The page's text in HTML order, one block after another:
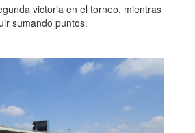
victoria en el torneo, mientras
sumando puntos.